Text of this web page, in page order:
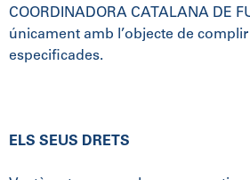
COORDINADORA CATALANA DE
únicament amb l’objecte de
especificades.
ELS SEUS DRETS